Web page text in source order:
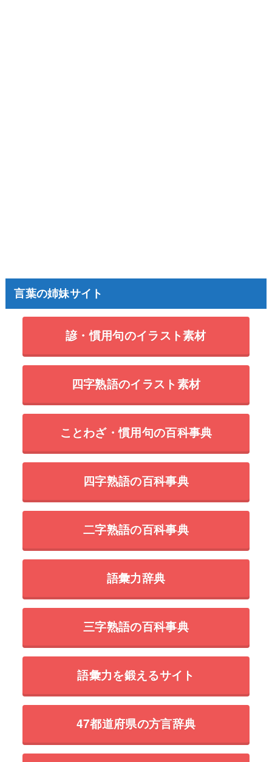
言葉の姉妹サイト
諺・慣用句のイラスト素材
四字熟語のイラスト素材
ことわざ・慣用句の百科事典
四字熟語の百科事典
二字熟語の百科事典
語彙力辞典
三字熟語の百科事典
語彙力を鍛えるサイト
47都道府県の方言辞典